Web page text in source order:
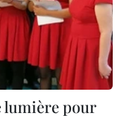
lumière pour